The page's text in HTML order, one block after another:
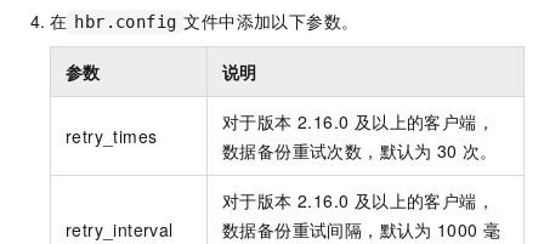
在 hbr.config 文件中添加以下参数。
参数 说明
retry_times
对于版本 2.16.0 及以上的客户端，
数据备份重试次数，默认为 30 次。
retry_interval
对于版本 2.16.0 及以上的客户端，
数据备份重试间隔，默认为 1000 毫